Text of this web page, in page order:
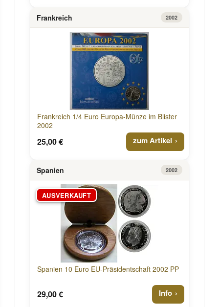
Frankreich 2002
Frankreich 1/4 Euro Europa-Münze im Blister
2002
25,00 € zum Artikel
Spanien 2002
AUSVERKAUFT
Spanien 10 Euro EU-Präsidentschaft 2002 PP
29,00 € Info